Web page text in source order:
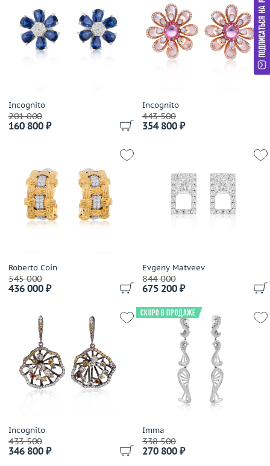
Incognito
201 000
160 800 ₽
Incognito
443 500
354 800 ₽
Roberto Coin
545 000
436 000 ₽
Evgeny Matveev
844 000
675 200 ₽
Incognito
433 500
346 800 ₽
Imma
338 500
270 800 ₽
Скоро в продаже